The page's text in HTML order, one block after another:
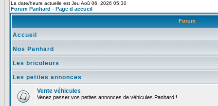
La date/heure actuelle est Jeu Aoû 06, 2026 05:30
Forum Panhard - Page d accueil
Forum
Accueil
Nos Panhard
Les bricoleurs
Les petites annonces
Vente véhicules
Venez passer vos petites annonces de véhicules Panhard !